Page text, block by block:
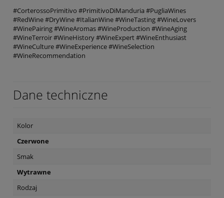
#CorterossoPrimitivo #PrimitivoDiManduria #PugliaWines
#RedWine #DryWine #ItalianWine #WineTasting #WineLovers
#WinePairing #WineAromas #WineProduction #WineAging
#WineTerroir #WineHistory #WineExpert #WineEnthusiast
#WineCulture #WineExperience #WineSelection
#WineRecommendation
Dane techniczne
Kolor
Czerwone
Smak
Wytrawne
Rodzaj